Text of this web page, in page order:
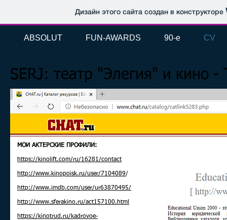
Дизайн этого сайта создан в конструкторе
ABSOLUT FUN-AWARDS 90-e CV
SERJ: театр "Элегия" и кино
МОИ АКТЕРСКИЕ ПРОФИЛИ:
https://kinolift.com/ru/16281/contact
http://www.kinopoisk.ru/user/7104089/
http://www.imdb.com/user/ur63870495/
http://www.sferakino.ru/act157100.html
https://kinotrud.ru/kadrovoe-